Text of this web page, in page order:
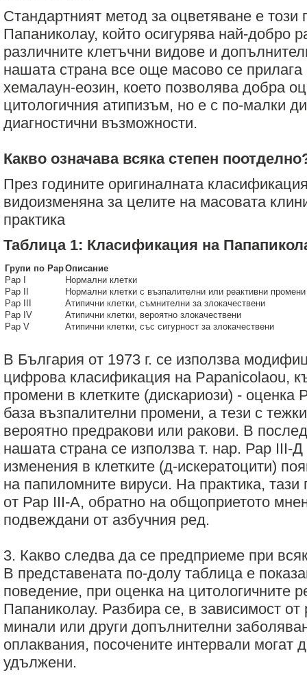
Стандартният метод за оцветяване е този
Папаниколау, който осигурява най-добро
различните клетъчни видове и
нашата страна все още масово се прилага
хемалаун-еозин, което позволява добра
цитологичния атипизъм, но е с по-малки
диагностични възможности.
Какво означава всяка степен
През годините оригиналната
видоизменяна за целите на масовата
практика
Таблица 1: Класификация на
Групи по РарОписание
Рар I
Нормални клетки
Рар II
Нормални клетки с възпалителни или реактивни промени
Рар III
Атипични клетки, съмнителни за злокачествени
Рар IV
Атипични клетки, вероятно злокачествени
Рар V
Атипични клетки, със сигурност за злокачествени
В България от 1973 г. се използва
цифрова класификация на Papanicolaou,
промени в клетките (дискариози) - оценка
база възпалителни промени, а тези с
вероятно предракови или ракови. В
нашата страна се използва т. нар. Рар III-Д
изменения в клетките (д-искератоцити)
на папиломните вируси. На практика, тази
от Рар III-А, обратно на общоприетото
подвеждани от азбучния ред.
3. Какво следва да се предприеме при
В представената по-долу таблица е
поведение, при оценка на цитологичните
Папаниколау. Разбира се, в зависимост от
минали или други допълнителни
оплаквания, посочените интервали могат
удължени.